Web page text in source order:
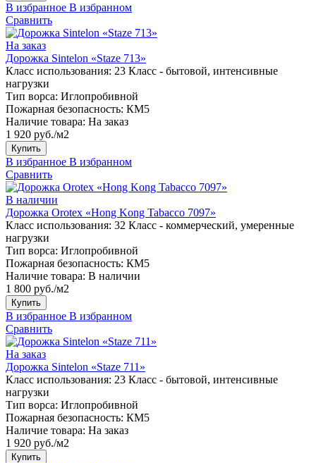
В избранное В избранном
Сравнить
На заказ
Дорожка Sintelon «Staze 713»
Класс использования: 23 Класс - бытовой, интенсивные
нагрузки
Тип ворса: Иглопробивной
Пожарная безопасность: КМ5
Наличие товара: На заказ
1 920 руб./м2
Купить
В избранное В избранном
Сравнить
В наличии
Дорожка Orotex «Hong Kong Tabacco 7097»
Класс использования: 32 Класс - коммерческий, умеренные
нагрузки
Тип ворса: Иглопробивной
Пожарная безопасность: КМ5
Наличие товара: В наличии
1 800 руб./м2
Купить
В избранное В избранном
Сравнить
На заказ
Дорожка Sintelon «Staze 711»
Класс использования: 23 Класс - бытовой, интенсивные
нагрузки
Тип ворса: Иглопробивной
Пожарная безопасность: КМ5
Наличие товара: На заказ
1 920 руб./м2
Купить